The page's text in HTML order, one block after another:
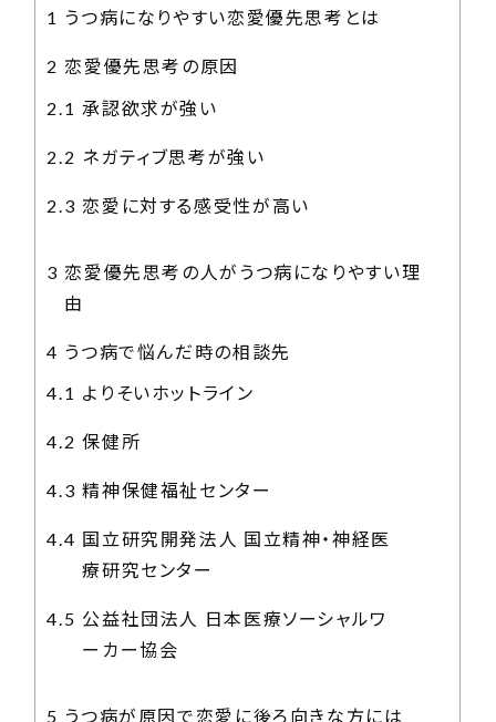
1 うつ病になりやすい恋愛優先思考とは
2 恋愛優先思考の原因
2.1 承認欲求が強い
2.2 ネガティブ思考が強い
2.3 恋愛に対する感受性が高い
3 恋愛優先思考の人がうつ病になりやすい理
由
4 うつ病で悩んだ時の相談先
4.1 よりそいホットライン
4.2 保健所
4.3 精神保健福祉センター
4.4 国立研究開発法人 国立精神・神経医
療研究センター
4.5 公益社団法人 日本医療ソーシャルワ
ーカー協会
5 うつ病が原因で恋愛に後ろ向きな方には